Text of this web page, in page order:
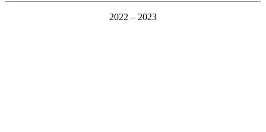
2022 – 2023